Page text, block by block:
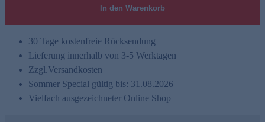
In den Warenkorb
30 Tage kostenfreie Rücksendung
Lieferung innerhalb von 3-5 Werktagen
Zzgl.Versandkosten
Sommer Special gültig bis: 31.08.2026
Vielfach ausgezeichneter Online Shop